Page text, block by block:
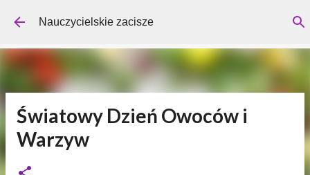
Przejdź do głównej zawartości
Nauczycielskie zacisze
Światowy Dzień Owoców i
Warzyw